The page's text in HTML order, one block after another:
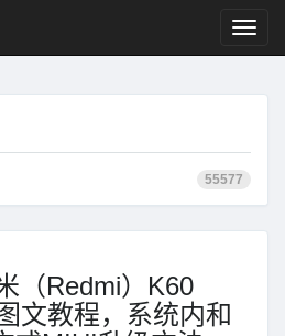
55577
（Redmi）K60
文教程，系统内和